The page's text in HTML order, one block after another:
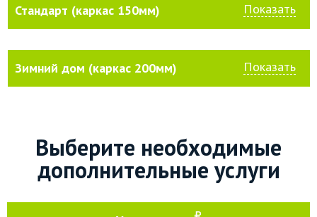
Стандарт (каркас 150мм) Показать
Зимний дом (каркас 200мм) Показать
Выберите необходимые
дополнительные услуги